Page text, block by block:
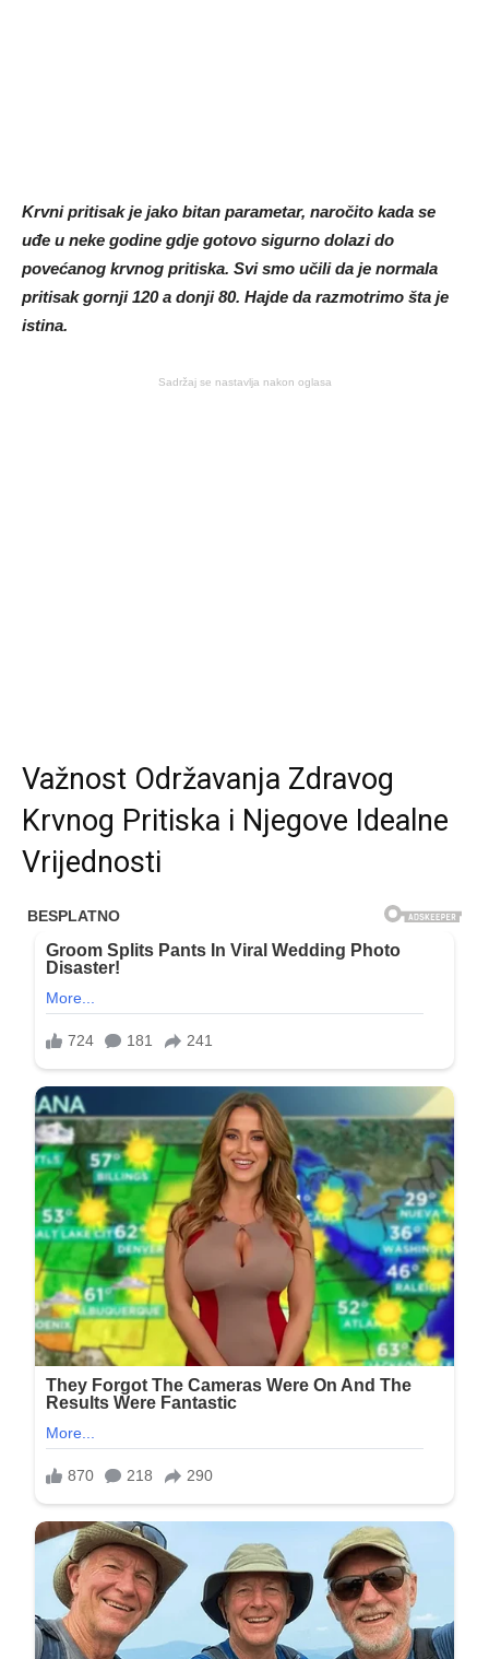
Krvni pritisak je jako bitan parametar, naročito kada se
uđe u neke godine gdje gotovo sigurno dolazi do
povećanog krvnog pritiska. Svi smo učili da je normala
pritisak gornji 120 a donji 80. Hajde da razmotrimo šta je
istina.
Sadržaj se nastavlja nakon oglasa
Važnost Održavanja Zdravog
Krvnog Pritiska i Njegove Idealne
Vrijednosti